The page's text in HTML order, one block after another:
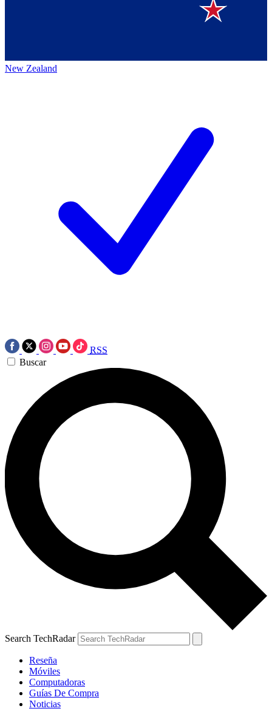
New Zealand
RSS
Buscar
Search TechRadar
Reseña
Móviles
Computadoras
Guías De Compra
Noticias